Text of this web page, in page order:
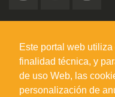
Este portal web
finalidad técnica, y
de uso Web, las
personalización de
misuperfavorito.com.
© 2026. Todos los